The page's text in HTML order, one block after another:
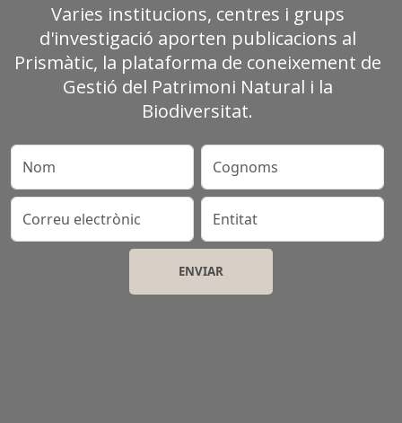
Varies institucions, centres i grups
d'investigació aporten publicacions al
Prismàtic, la plataforma de coneixement de
Gestió del Patrimoni Natural i la
Biodiversitat.
Nom Cognoms
Correu electrònic Entitat